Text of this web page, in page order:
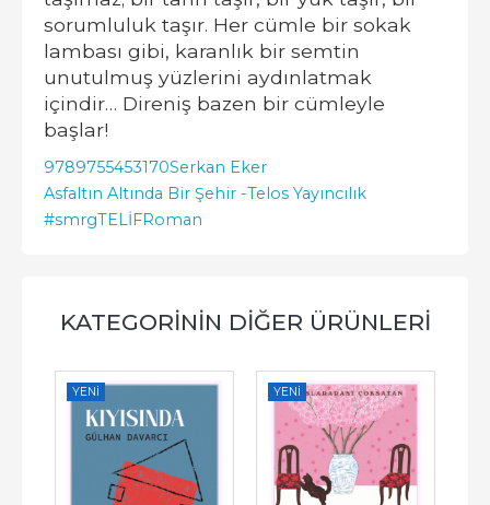
sorumluluk taşır. Her cümle bir sokak
lambası gibi, karanlık bir semtin
unutulmuş yüzlerini aydınlatmak
içindir… Direniş bazen bir cümleyle
başlar!
9789755453170Serkan Eker
Asfaltın Altında Bir Şehir -Telos Yayıncılık
#smrgTELİFRoman
KATEGORININ DIĞER ÜRÜNLERI
YENI YENI